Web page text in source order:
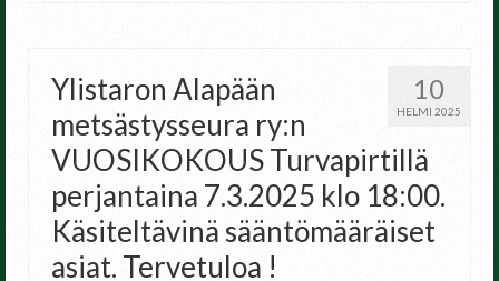
10
HELMI 2025
Ylistaron Alapään
metsästysseura ry:n
VUOSIKOKOUS Turvapirtillä
perjantaina 7.3.2025 klo 18:00.
Käsiteltävinä sääntömääräiset
asiat. Tervetuloa !